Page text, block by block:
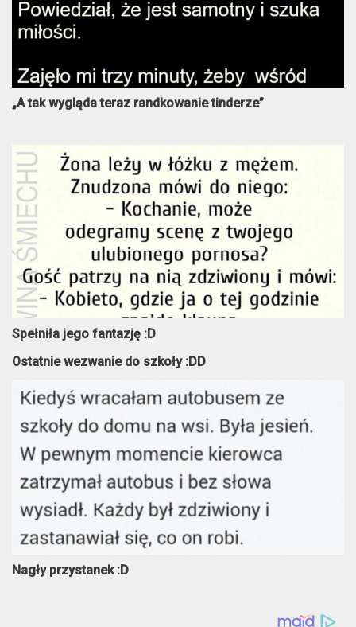
„A tak wygląda teraz randkowanie tinderze”
Spełniła jego fantazję :D
Ostatnie wezwanie do szkoły :DD
Nagły przystanek :D